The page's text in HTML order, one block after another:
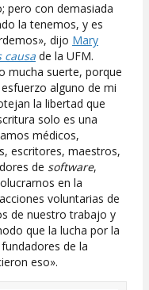
pero con demasiada
la tenemos, y es
dijo Mary
causa de la UFM.
mucha suerte, porque
alguno de mi
la libertad que
solo es una
médicos,
escritores, maestros,
de software,
en la
voluntarias de
de nuestro trabajo y
que la lucha por la
de la
eso».